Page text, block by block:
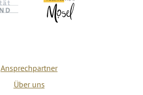
Ansprechpartner
Über uns